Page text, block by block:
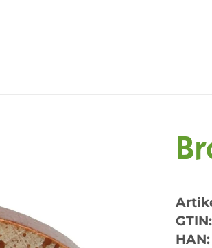
GTIN:
HAN: